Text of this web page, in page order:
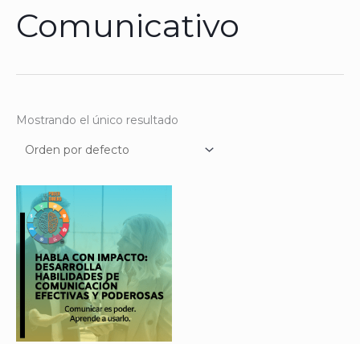
Comunicativo
Mostrando el único resultado